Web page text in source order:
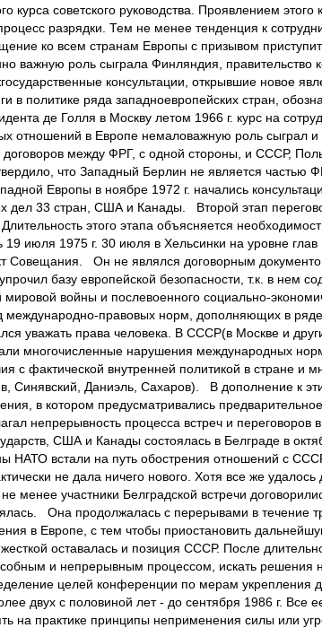
курса советского руководства. Проявлением
разрядки. Тем не менее тенденция к
ко всем странам Европы с призывом
важную роль сыграла Финляндия, правительство
консультации, открывшие новое
в политике ряда западноевропейских стран,
де Голля в Москву летом 1966 г. курс на
отношений в Европе немаловажную роль сыграл
договоров между ФРГ, с одной стороны, и СССР,
что Западный Берлин не является
Европы в ноябре 1972 г. начались
дел 33 стран, США и Канады. Второй этап
этого этапа объясняется
19 июля 1975 г. 30 июля в Хельсинки на уровне
Совещания. Он не являлся договорным
базу европейской безопасности, т.к. в нем
войны и послевоенного социально-
международно-правовых норм, дополняющих в
уважать права человека. В СССР(в Москве и
многочисленные нарушения международных
с фактической внутренней политикой в стране
Синявский, Даниэль, Сахаров). В дополнение к
в котором предусматривались
непрерывность процесса встреч и переговоров
США и Канады состоялась в Белграде в
НАТО встали на путь обострения отношений с
не дала ничего нового. Хотя все же
менее участники Белградской встречи
Она продолжалась с перерывами в течение
в Европе, с тем чтобы приостановить
оставалась и позиция СССР. После
и непрерывным процессом, искать
целей конференции по мерам
двух с половиной лет - до сентября 1986 г. Все
на практике принципы неприменения силы или